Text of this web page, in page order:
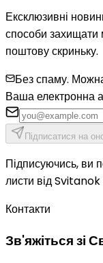
Ексклюзивні
способи захищати
поштову скриньку.
Без спаму.
Ваша електронна
Підписатися на
Підписуючись, ви
листи від
Контакти
Зв'яжіться зі